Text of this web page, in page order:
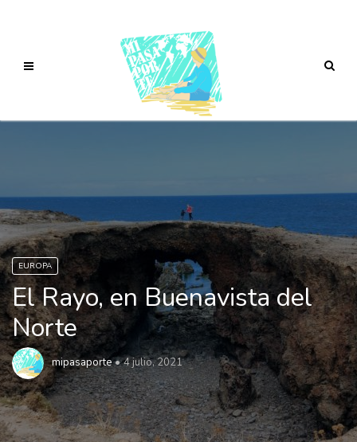
EUROPA
El Rayo, en Buenavista del
Norte
mipasaporte 4 julio, 2021